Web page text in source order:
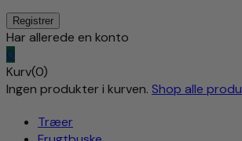
Har allerede en konto
0
Kurv(0)
Ingen produkter i kurven. Shop alle
Træer